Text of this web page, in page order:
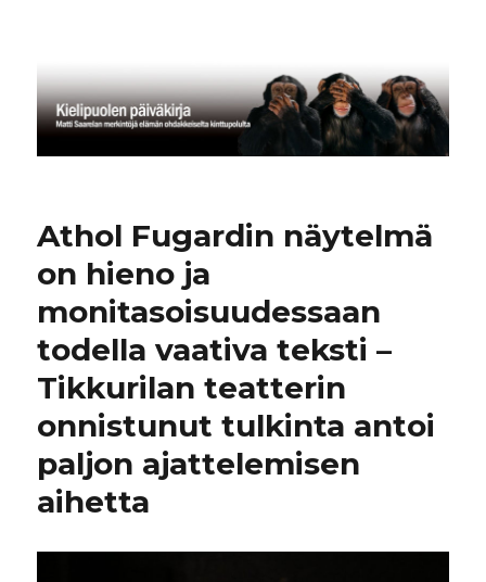
Athol Fugardin näytelmä
on hieno ja
monitasoisuudessaan
todella vaativa teksti –
Tikkurilan teatterin
onnistunut tulkinta antoi
paljon ajattelemisen
aihetta